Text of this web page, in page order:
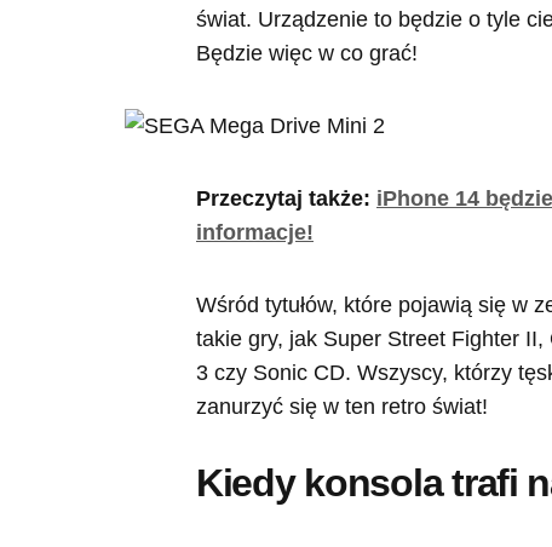
świat. Urządzenie to będzie o tyle
Będzie więc w co grać!
Przeczytaj także: iPhone 14
informacje!
Wśród tytułów, które pojawią się w
takie gry, jak Super Street Fighter
3 czy Sonic CD. Wszyscy, którzy
zanurzyć się w ten retro świat!
Kiedy konsola trafi